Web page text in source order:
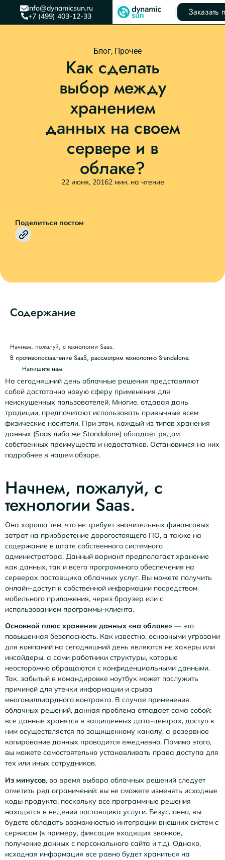
info@dynamicsun.ru
+7 (499) 403-12-33
Заказать
Блог, Прочее
Как сделать
выбор между
хранением
данных на своем
сервере и в
облаке?
22 июня, 20162 мин. на чтение
Поделиться постом
Содержание
Начнем, пожалуй, с технологии Saas.
В противопоставление SaaS, рассмотрим технологию Standalone.
Напишите нам
На сегодняшний день облачные решения представляют
собой достаточно новую сферу применения для
неискушенных пользователей. Многие, отдавая дань
традиции, предпочитают использовать привычные всем
физические носители. При этом, каждый из типов хранения
данных (Saas либо же Standalone) обладает рядом
собственных преимуществ и недостатков. Остановимся на них
подробнее в нашем обзоре.
Начнем, пожалуй, с
технологии Saas.
Она хороша тем, что не требует значительных финансовых
затрат на приобретение дорогостоящего ПО, а также на
содержание в штате собственного системного
администратора. Данный вариант предполагает хранение
как данных, так и всего программного обеспечения на
серверах поставщика облачных услуг. Вы можете получить
онлайн-доступ к собственной информации посредством
мобильного приложения, через браузер или с
использованием программы-клиента.
Основной плюс хранения данных «на облаке» — это
повышенная безопасность. Как известно, основными угрозами
для компаний на сегодняшний день являются не хакеры или
инсайдеры, а сами работники структуры, которые
неосторожно обращаются с конфиденциальными данными.
Так, забытый в командировке ноутбук может послужить
причиной для утечки информации и срыва
многомиллиардного контракта. В случае применения
облачных решений, данная проблема отпадает сама собой:
все данные хранятся в защищенных дата-центрах, доступ к
ним осуществляется по защищенному каналу, а резервное
копирование данных проводится ежедневно. Помимо этого,
вы можете самостоятельно устанавливать права доступа для
тех или иных сотрудников.
Из минусов, во время выбора облачных решений следует
отметить ряд ограничений: вы не сможете изменять исходные
коды продукта, поскольку все программные решения
находятся в ведении поставщика услуги. Безусловно, вы
будете обладать возможностью интеграции внешних систем с
сервисом (к примеру, фиксация входящих звонков,
получение данных с персонального сайта и т.д). Однако,
исходная информация все равно будет храниться на